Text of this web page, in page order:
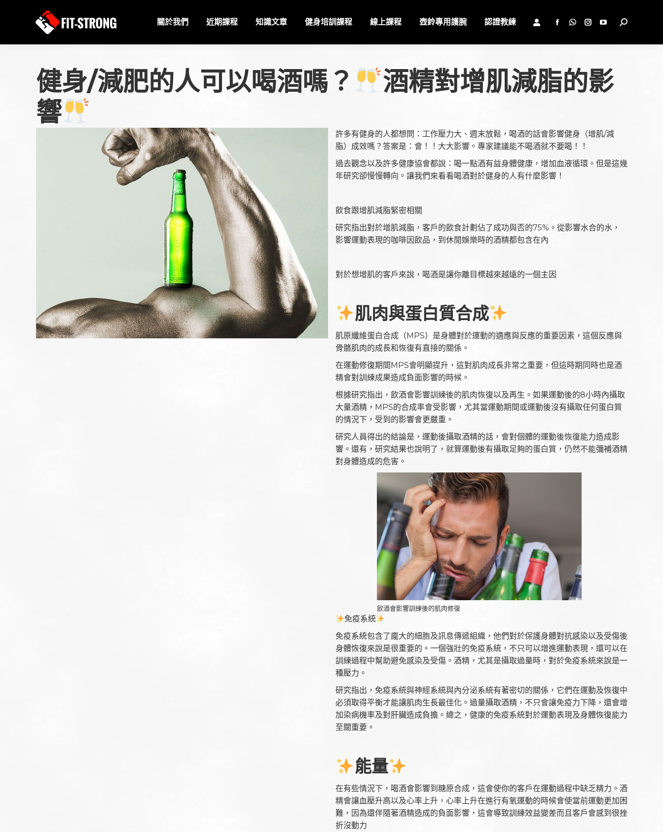
關於我們 近期課程 知識文章 健身培訓課程 線上課程 壺鈴專用護腕 認證教練
Facebook
new
window
Whatsapp
in
new
window
Instagram
new
window
YouTube
new
window
Search:
健身/減肥的人可以喝酒嗎？
酒精對增肌減脂的影
響
許多有健身的人都想問：工作壓力大、週末放鬆，喝酒的話會影響健身（增肌/減
脂）成效嗎？答案是：會！！大大影響。專家建議能不喝酒就不要喝！！
過去觀念以及許多健康協會都說：喝一點酒有益身體健康，增加血液循環。但是這幾
年研究卻慢慢轉向。讓我們來看看喝酒對於健身的人有什麼影響！
飲食跟增肌減脂緊密相關
研究指出對於增肌減脂，客戶的飲食計劃佔了成功與否的75%。從影響水合的水，
影響運動表現的咖啡因飲品，到休閒娛樂時的酒精都包含在內
對於想增肌的客戶來說，喝酒是讓你離目標越來越遠的一個主因
肌肉與蛋白質合成
肌原纖維蛋白合成（MPS）是身體對於運動的適應與反應的重要因素，這個反應與
骨骼肌肉的成長和恢復有直接的關係。
在運動修復期間MPS會明顯提升，這對肌肉成長非常之重要，但這時期同時也是酒
精會對訓練成果造成負面影響的時候。
根據研究指出，飲酒會影響訓練後的肌肉恢復以及再生。如果運動後的8小時內攝取
大量酒精，MPS的合成率會受影響，尤其當運動期間或運動後沒有攝取任何蛋白質
的情況下，受到的影響會更嚴重。
研究人員得出的結論是，運動後攝取酒精的話，會對個體的運動後恢復能力造成影
響。還有，研究結果也說明了，就算運動後有攝取足夠的蛋白質，仍然不能彌補酒精
對身體造成的危害。
飲酒會影響訓練後的肌肉修復
免疫系統
免疫系統包含了龐大的細胞及訊息傳遞組織，他們對於保護身體對抗感染以及受傷後
身體恢復來說是很重要的。一個強壯的免疫系統，不只可以增進運動表現，還可以在
訓練過程中幫助避免感染及受傷。酒精，尤其是攝取過量時，對於免疫系統來說是一
種壓力。
研究指出，免疫系統與神經系統與內分泌系統有著密切的關係，它們在運動及恢復中
必須取得平衡才能讓肌肉生長最佳化。過量攝取酒精，不只會讓免疫力下降，還會增
加染病機率及對肝臟造成負擔。總之，健康的免疫系統對於運動表現及身體恢復能力
至關重要。
能量
在有些情況下，喝酒會影響到糖原合成，這會使你的客戶在運動過程中缺乏精力。酒
精會讓血壓升高以及心率上升，心率上升在進行有氧運動的時候會使當前運動更加困
難，因為還伴隨著酒精造成的負面影響，這會導致訓練效益變差而且客戶會感到很挫
折沒動力